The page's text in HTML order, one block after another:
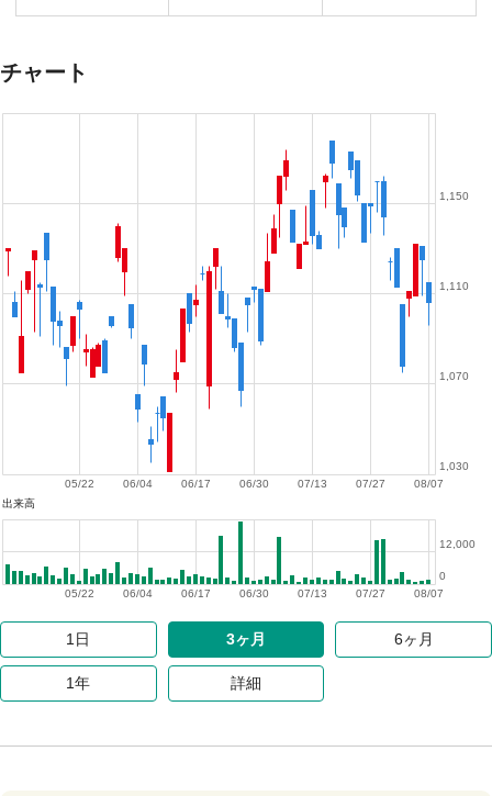
チャート
08/07
07/27
07/13
06/30
06/17
06/04
05/22
1,030
1,070
1,110
1,150
出来高
08/07
07/27
07/13
06/30
06/17
06/04
05/22
0
12,000
1日 3ヶ月 6ヶ月
1年 詳細